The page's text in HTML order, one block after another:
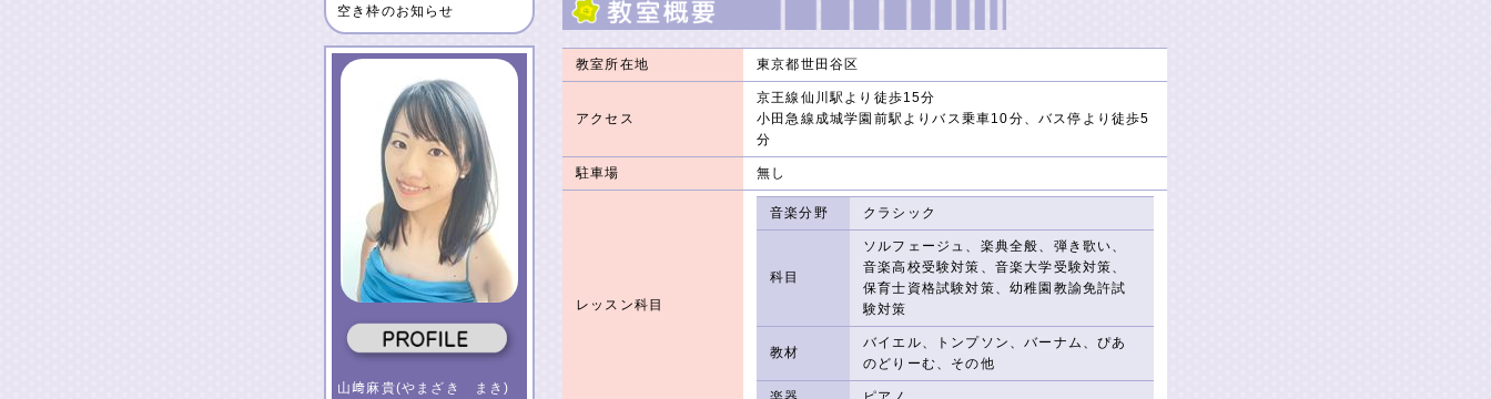
空き枠のお知らせ
山﨑麻貴(やまざき まき)
教室所在地 東京都世田谷区
アクセス
京王線仙川駅より徒歩15分
小田急線成城学園前駅よりバス乗車10分、バス停より徒歩5
分
駐車場 無し
レッスン科目
音楽分野 クラシック
科目
ソルフェージュ、楽典全般、弾き歌い、
音楽高校受験対策、音楽大学受験対策、
保育士資格試験対策、幼稚園教諭免許試
験対策
教材
バイエル、トンプソン、バーナム、ぴあ
のどりーむ、その他